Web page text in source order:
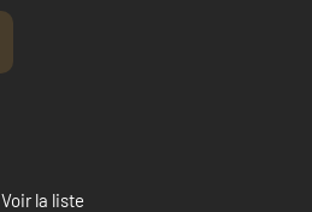
Voir la liste